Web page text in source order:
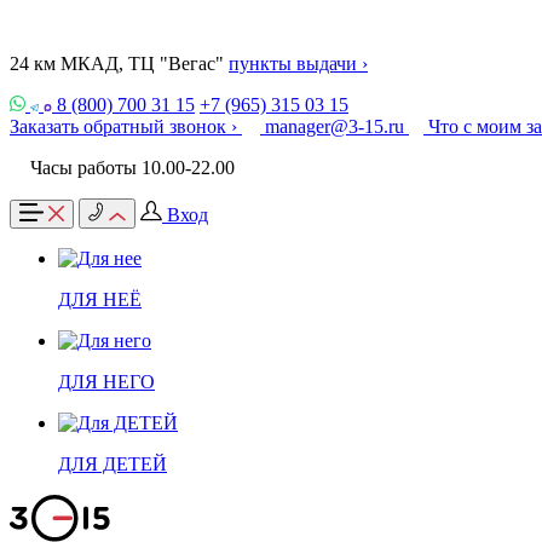
24 км МКАД, ТЦ "Вегас" пункты выдачи ›
8 (800) 700 31 15 +7 (965) 315 03 15
Заказать обратный звонок ›
manager@3-15.ru
Что с моим
Часы работы 10.00-22.00
Вход
ДЛЯ НЕЁ
ДЛЯ НЕГО
ДЛЯ ДЕТЕЙ